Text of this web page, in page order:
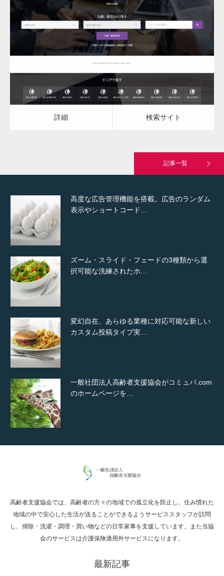
更新日： 2023.03.09
デイケア
詳細 検索サイト
詳細 検索サイト
記事一覧
通常投稿
Hello world!
高度な広告管理機能を搭載。広告のランダム
表示やショートコード…
ズーム・スライド・フェードの3種類から選
択可能な洗練されたホ…
変幻自在、あらゆる業種に対応可能な新しい
カスタム投稿タイプ実…
一般社団法人高齢者支援協会がコミュパ.com
のホームページを…
通常投稿
Hello world!
究極的に実用性を重視した「フッターバー」
高齢者支援協会では、高齢者の方々の地域での孤立化を防止し、住み慣れた
地域の中で安心した生活が送ることができるようサービススタッフが訪問
し、掃除・洗濯・調理・買い物などの日常家事を支援しています。また当協
会のサービスは介護保険適用外サービスになります。
最新記事